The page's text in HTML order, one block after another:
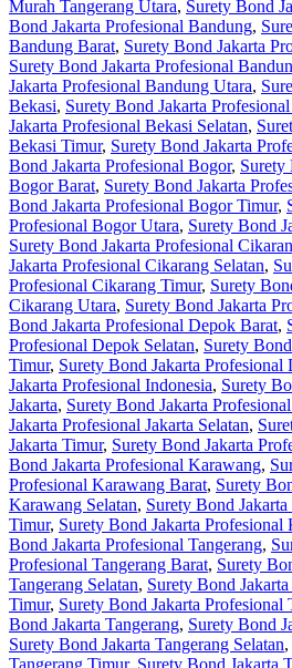
Murah Tangerang Utara, Surety Bond
Bond Jakarta Profesional Bandung,
Bandung Barat, Surety Bond Jakarta
Surety Bond Jakarta Profesional
Jakarta Profesional Bandung Utara,
Bekasi, Surety Bond Jakarta
Jakarta Profesional Bekasi Selatan,
Bekasi Timur, Surety Bond Jakarta
Bond Jakarta Profesional Bogor, Surety
Bogor Barat, Surety Bond Jakarta
Bond Jakarta Profesional Bogor Timur,
Profesional Bogor Utara, Surety Bond
Surety Bond Jakarta Profesional
Jakarta Profesional Cikarang Selatan,
Profesional Cikarang Timur, Surety
Cikarang Utara, Surety Bond Jakarta
Bond Jakarta Profesional Depok Barat,
Profesional Depok Selatan, Surety
Timur, Surety Bond Jakarta Profesional
Jakarta Profesional Indonesia, Surety
Jakarta, Surety Bond Jakarta
Jakarta Profesional Jakarta Selatan,
Jakarta Timur, Surety Bond Jakarta
Bond Jakarta Profesional Karawang,
Profesional Karawang Barat, Surety
Karawang Selatan, Surety Bond
Timur, Surety Bond Jakarta Profesional
Bond Jakarta Profesional Tangerang,
Profesional Tangerang Barat, Surety
Tangerang Selatan, Surety Bond
Timur, Surety Bond Jakarta Profesional
Bond Jakarta Tangerang, Surety Bond
Surety Bond Jakarta Tangerang Selatan,
Tangerang Timur, Surety Bond Jakarta